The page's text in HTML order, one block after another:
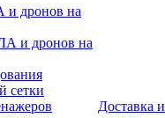
и дронов на
и дронов на
сетки
Доставка и